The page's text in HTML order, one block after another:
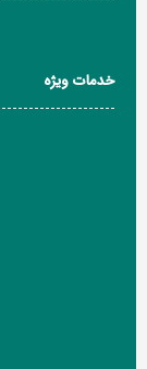
خدمات ویژه